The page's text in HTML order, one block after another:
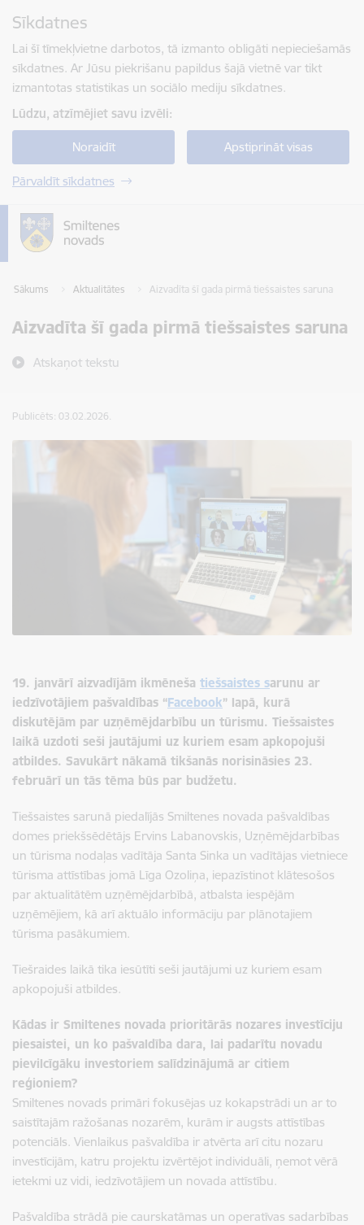
Sīkdatnes
Lai šī tīmekļvietne darbotos, tā izmanto obligāti nepieciešamās
sīkdatnes. Ar Jūsu piekrišanu papildus šajā vietnē var tikt
izmantotas statistikas un sociālo mediju sīkdatnes.
Lūdzu, atzīmējiet savu izvēli:
Noraidīt Apstiprināt visas
Pārvaldīt sīkdatnes
Sākums Aktualitātes Aizvadīta šī gada pirmā tiešsaistes saruna
Aizvadīta šī gada pirmā tiešsaistes saruna
Atskaņot tekstu
Publicēts: 03.02.2026.
19. janvārī aizvadījām ikmēneša tiešsaistes sarunu ar
iedzīvotājiem pašvaldības “Facebook” lapā, kurā
diskutējām par uzņēmējdarbību un tūrismu. Tiešsaistes
laikā uzdoti seši jautājumi uz kuriem esam apkopojuši
atbildes. Savukārt nākamā tikšanās norisināsies 23.
februārī un tās tēma būs par budžetu.
Tiešsaistes sarunā piedalījās Smiltenes novada pašvaldības
domes priekšsēdētājs Ervins Labanovskis, Uzņēmējdarbības
un tūrisma nodaļas vadītāja Santa Sinka un vadītājas vietniece
tūrisma attīstības jomā Līga Ozoliņa, iepazīstinot klātesošos
par aktualitātēm uzņēmējdarbībā, atbalsta iespējām
uzņēmējiem, kā arī aktuālo informāciju par plānotajiem
tūrisma pasākumiem.
Tiešraides laikā tika iesūtīti seši jautājumi uz kuriem esam
apkopojuši atbildes.
Kādas ir Smiltenes novada prioritārās nozares investīciju
piesaistei, un ko pašvaldība dara, lai padarītu novadu
pievilcīgāku investoriem salīdzinājumā ar citiem
reģioniem?
Smiltenes novads primāri fokusējas uz kokapstrādi un ar to
saistītajām ražošanas nozarēm, kurām ir augsts attīstības
potenciāls. Vienlaikus pašvaldība ir atvērta arī citu nozaru
investīcijām, katru projektu izvērtējot individuāli, ņemot vērā
ietekmi uz vidi, iedzīvotājiem un novada attīstību.
Pašvaldība strādā pie caurskatāmas un operatīvas sadarbības